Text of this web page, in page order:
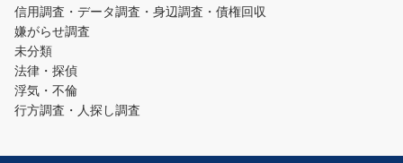
信用調査・データ調査・身辺調査・債権回収
嫌がらせ調査
未分類
法律・探偵
浮気・不倫
行方調査・人探し調査